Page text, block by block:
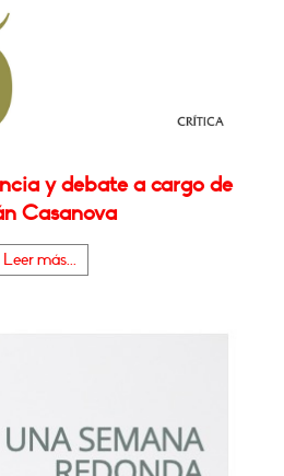
y debate a cargo de
Casanova
Leer más...